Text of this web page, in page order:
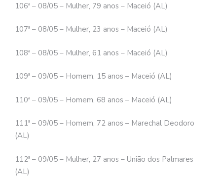
106ª – 08/05 – Mulher, 79 anos – Maceió (AL)
107ª – 08/05 – Mulher, 23 anos – Maceió (AL)
108ª – 08/05 – Mulher, 61 anos – Maceió (AL)
109ª – 09/05 – Homem, 15 anos – Maceió (AL)
110ª – 09/05 – Homem, 68 anos – Maceió (AL)
111ª – 09/05 – Homem, 72 anos – Marechal Deodoro
(AL)
112ª – 09/05 – Mulher, 27 anos – União dos Palmares
(AL)